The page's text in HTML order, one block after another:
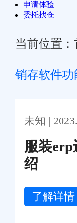
申请体验
委托找仓
当前位置：
销存软件功
未知 |
服装
绍
了解详情